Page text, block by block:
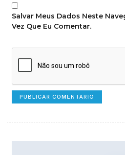
Salvar Meus Dados Neste
Vez Que Eu Comentar.